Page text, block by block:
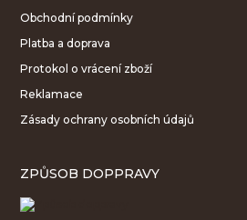
Obchodní podmínky
Platba a doprava
Protokol o vrácení zboží
Reklamace
Zásady ochrany osobních údajů
ZPŮSOB DOPPRAVY